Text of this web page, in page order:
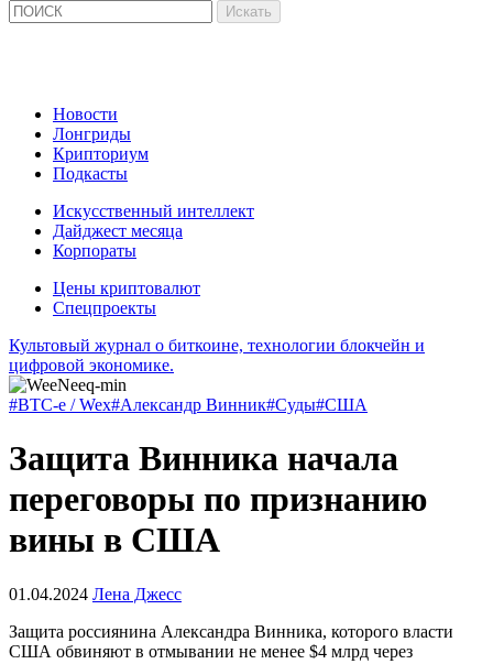
Новости
Лонгриды
Крипториум
Подкасты
Искусственный интеллект
Дайджест месяца
Корпораты
Цены криптовалют
Спецпроекты
Культовый журнал о биткоине, технологии блокчейн и
цифровой экономике.
#BTC-e / Wex#Александр Винник#Суды#США
Защита Винника начала
переговоры по признанию
вины в США
01.04.2024 Лена Джесс
Защита россиянина Александра Винника, которого власти
США обвиняют в отмывании не менее $4 млрд через